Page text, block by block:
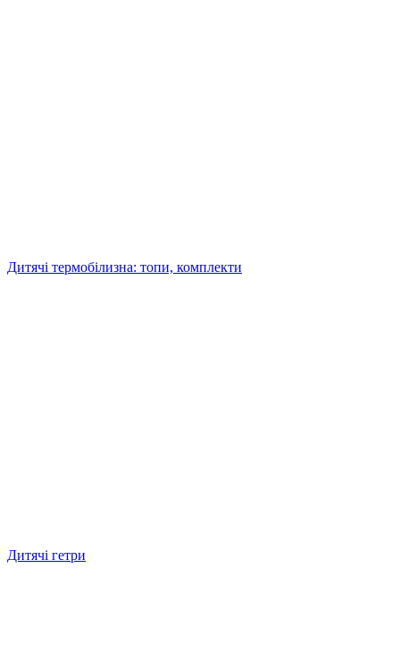
Дитячі термобілизна: топи, комплекти
Дитячі гетри